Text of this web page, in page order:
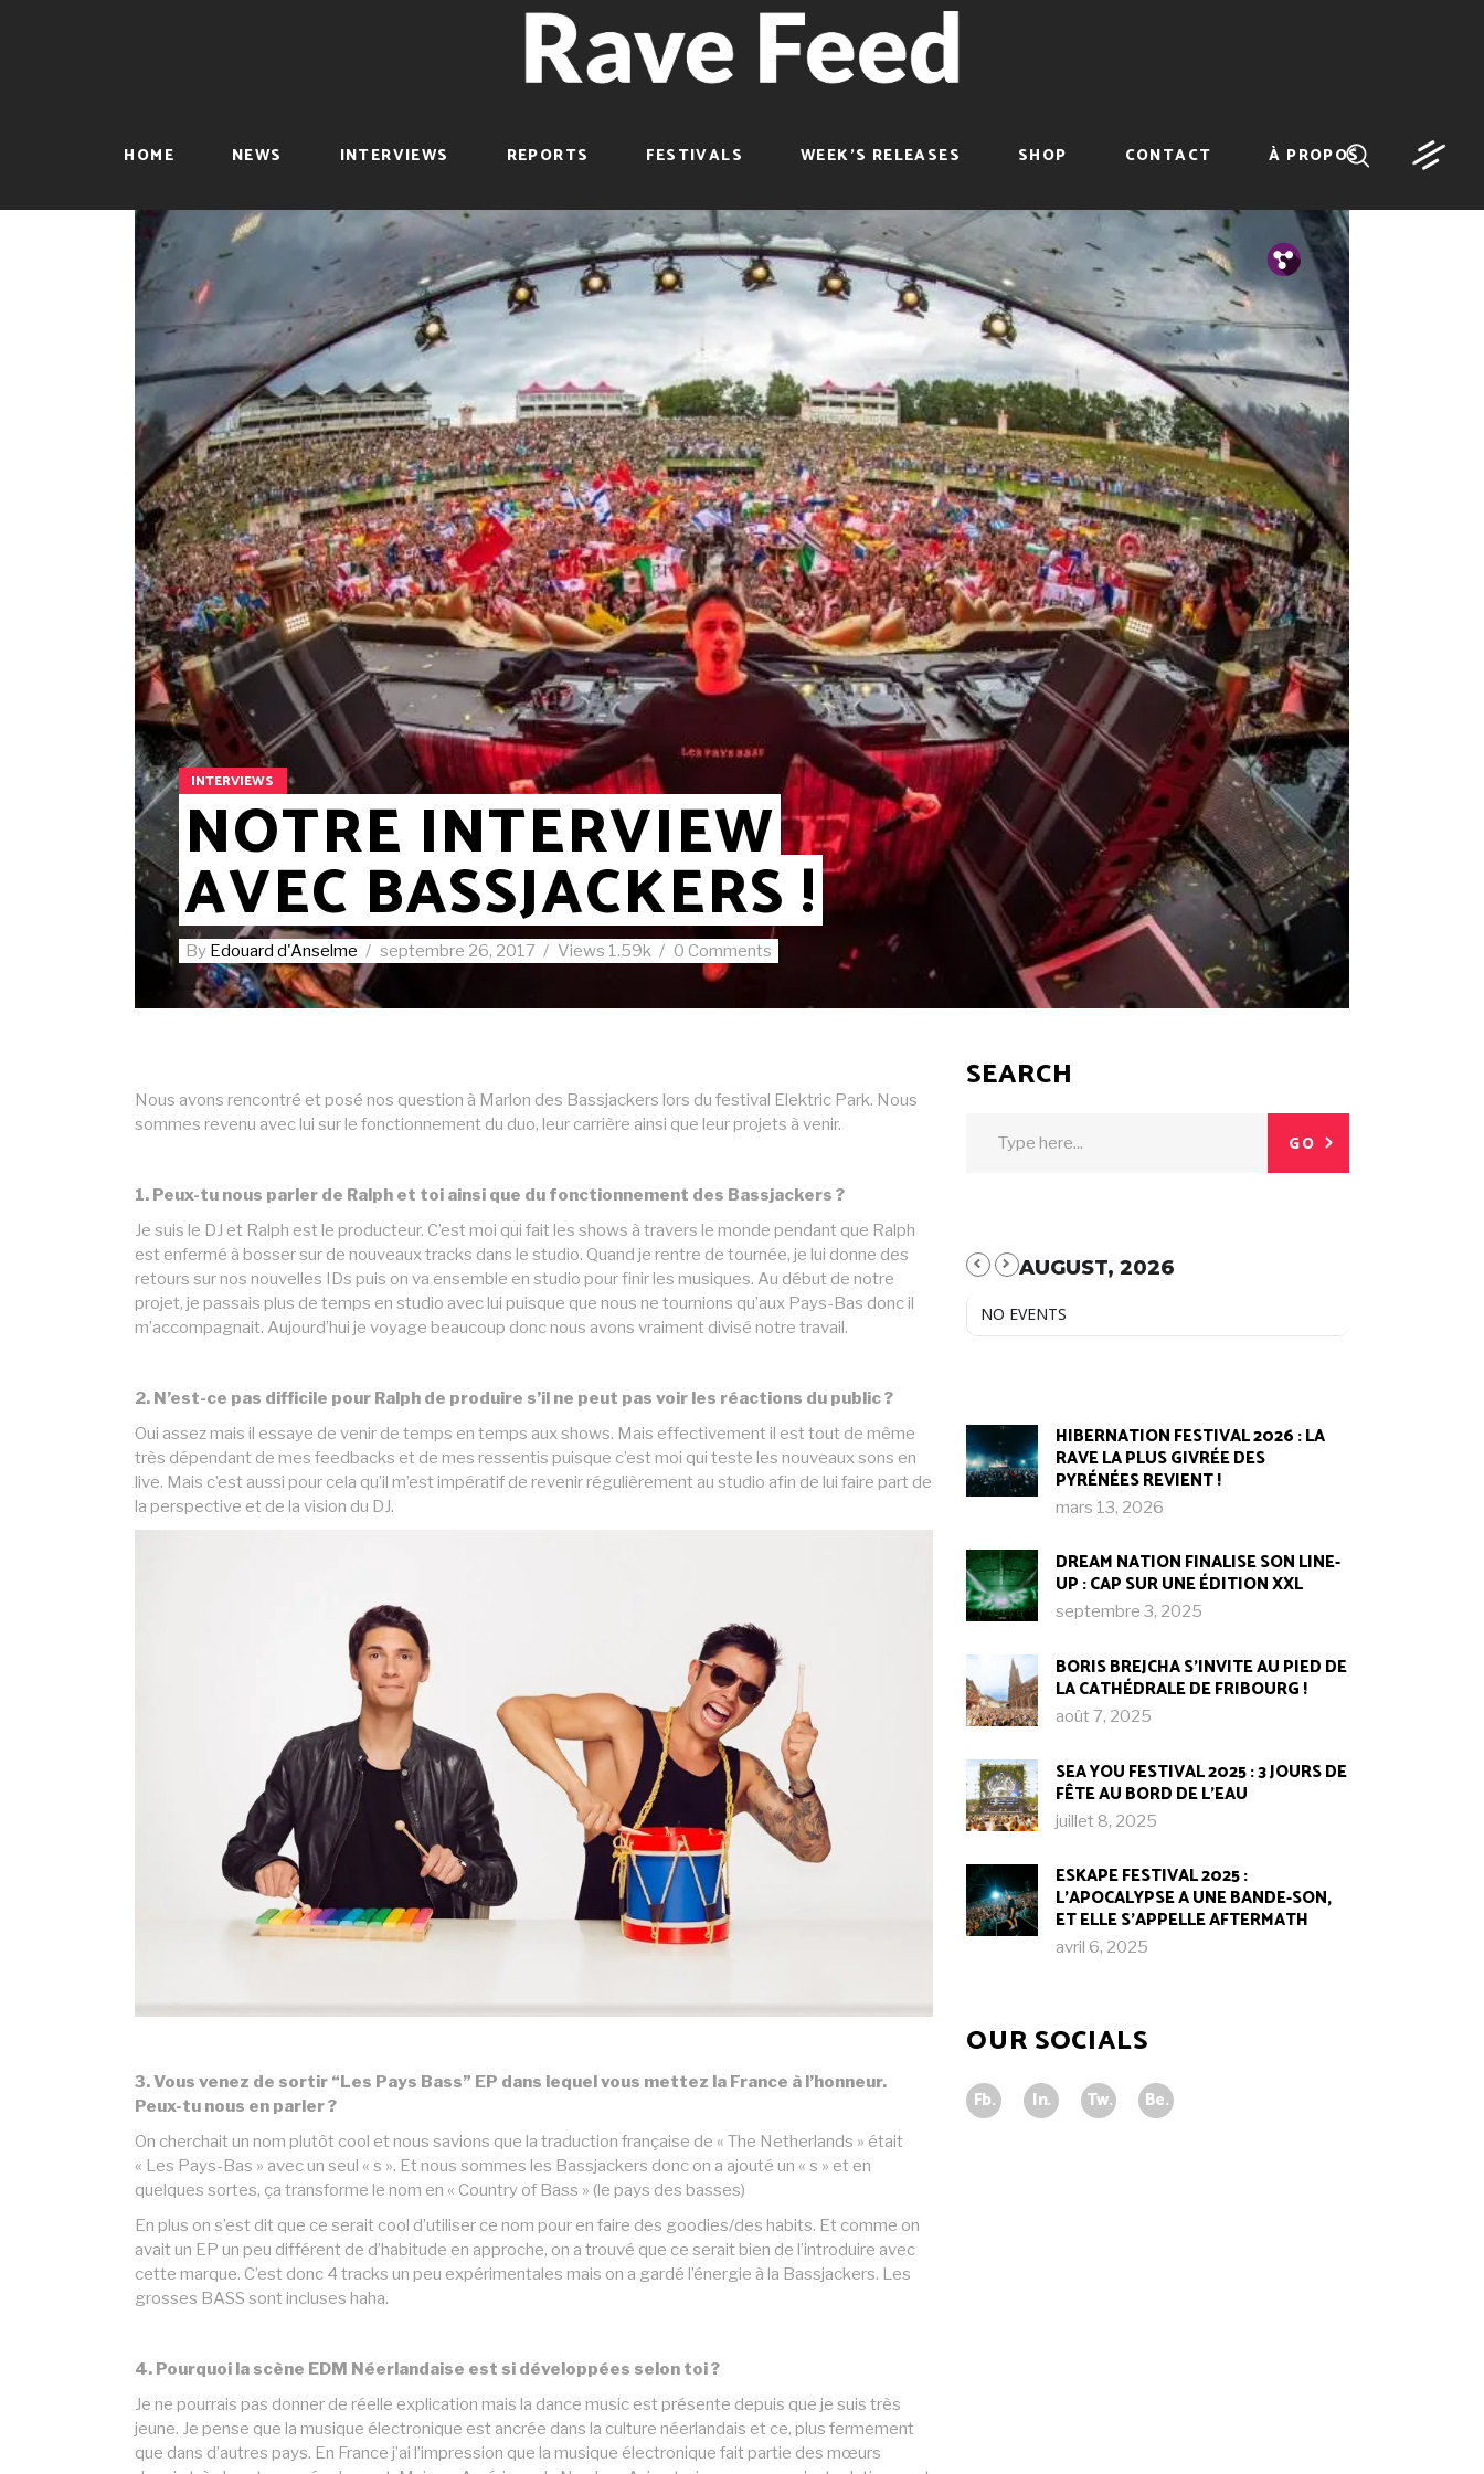
HOME NEWS INTERVIEWS REPORTS FESTIVALS WEEK’S RELEASES SHOP CONTACT À PROPOS
Fb.
Tw.
INTERVIEWS
NOTRE INTERVIEW
AVEC BASSJACKERS !
By Edouard d'Anselme septembre 26, 2017 Views 1.59k 0 Comments
Nous avons rencontré et posé nos question à Marlon des Bassjackers lors du festival Elektric Park. Nous
sommes revenu avec lui sur le fonctionnement du duo, leur carrière ainsi que leur projets à venir.
1. Peux-tu nous parler de Ralph et toi ainsi que du fonctionnement des Bassjackers ?
Je suis le DJ et Ralph est le producteur. C’est moi qui fait les shows à travers le monde pendant que Ralph
est enfermé à bosser sur de nouveaux tracks dans le studio. Quand je rentre de tournée, je lui donne des
retours sur nos nouvelles IDs puis on va ensemble en studio pour finir les musiques. Au début de notre
projet, je passais plus de temps en studio avec lui puisque que nous ne tournions qu’aux Pays-Bas donc il
m’accompagnait. Aujourd’hui je voyage beaucoup donc nous avons vraiment divisé notre travail.
2. N’est-ce pas difficile pour Ralph de produire s’il ne peut pas voir les réactions du public ?
Oui assez mais il essaye de venir de temps en temps aux shows. Mais effectivement il est tout de même
très dépendant de mes feedbacks et de mes ressentis puisque c’est moi qui teste les nouveaux sons en
live. Mais c’est aussi pour cela qu’il m’est impératif de revenir régulièrement au studio afin de lui faire part de
la perspective et de la vision du DJ.
3.Vous venez de sortir “Les Pays Bass” EP dans lequel vous mettez la France à l’honneur.
Peux-tu nous en parler ?
On cherchait un nom plutôt cool et nous savions que la traduction française de « The Netherlands » était
« Les Pays-Bas » avec un seul « s ». Et nous sommes les Bassjackers donc on a ajouté un « s » et en
quelques sortes, ça transforme le nom en « Country of Bass » (le pays des basses)
En plus on s’est dit que ce serait cool d’utiliser ce nom pour en faire des goodies/des habits. Et comme on
avait un EP un peu différent de d’habitude en approche, on a trouvé que ce serait bien de l’introduire avec
cette marque. C’est donc 4 tracks un peu expérimentales mais on a gardé l’énergie à la Bassjackers. Les
grosses BASS sont incluses haha.
4. Pourquoi la scène EDM Néerlandaise est si développées selon toi ?
Je ne pourrais pas donner de réelle explication mais la dance music est présente depuis que je suis très
jeune. Je pense que la musique électronique est ancrée dans la culture néerlandais et ce, plus fermement
que dans d’autres pays. En France j’ai l’impression que la musique électronique fait partie des mœurs
SEARCH
GO
AUGUST, 2026
NO EVENTS
HIBERNATION FESTIVAL 2026 : LA
RAVE LA PLUS GIVRÉE DES
PYRÉNÉES REVIENT !
mars 13, 2026
DREAM NATION FINALISE SON LINE-
UP : CAP SUR UNE ÉDITION XXL
septembre 3, 2025
BORIS BREJCHA S’INVITE AU PIED DE
LA CATHÉDRALE DE FRIBOURG !​
août 7, 2025
SEA YOU FESTIVAL 2025 : 3 JOURS DE
FÊTE AU BORD DE L’EAU
juillet 8, 2025
ESKAPE FESTIVAL 2025 :
L’APOCALYPSE A UNE BANDE-SON,
ET ELLE S’APPELLE AFTERMATH
avril 6, 2025
OUR SOCIALS
Fb. In. Tw. Be.